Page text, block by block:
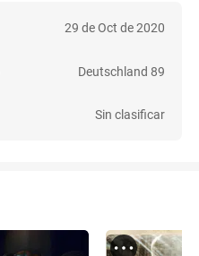
29 de Oct de 2020
Deutschland 89
Sin clasificar